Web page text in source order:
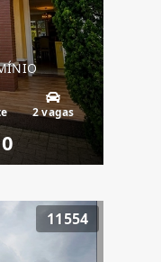
2 vagas
11554